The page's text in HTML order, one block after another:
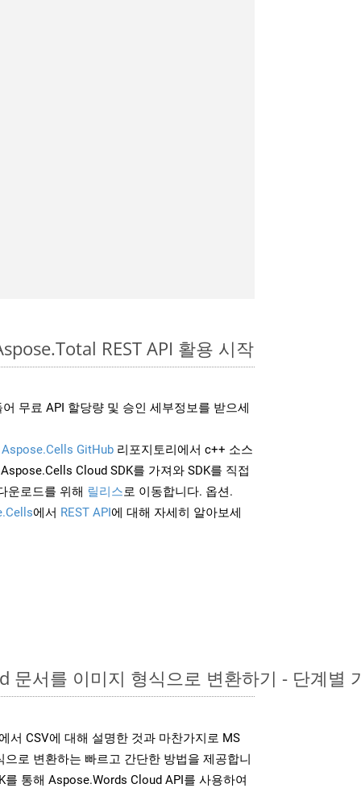
REST API 활용 시작
무료 API 할당량 및 승인 세부정보를 받으세
Aspose.Cells GitHub 리포지토리에서 c++ 소스
Cloud SDK를 가져와 SDK를 직접
운로드를 위해 릴리스로 이동합니다. 옵션.
에서 REST API에 대해 자세히 알아보세
문서를 이미지 형식으로 변환하기 - 단계별
서 CSV에 대해 설명한 것과 마찬가지로 MS
로 변환하는 빠르고 간단한 방법을 제공합니
를 통해 Aspose.Words Cloud API를 사용하여